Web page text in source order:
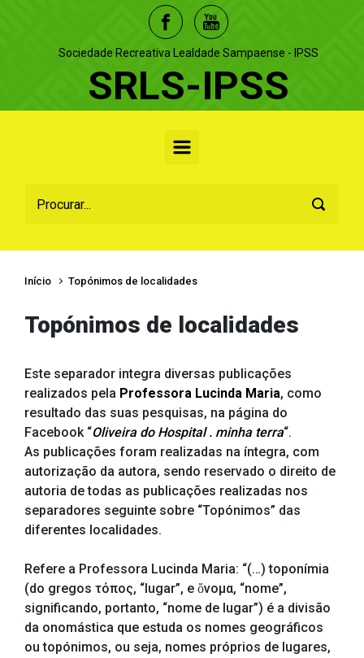
Sociedade Recreativa Lealdade Sampaense - IPSS
SRLS-IPSS
Início Topónimos de localidades
Topónimos de localidades
Este separador integra diversas publicações
realizados pela Professora Lucinda Maria, como
resultado das suas pesquisas, na página do
Facebook “Oliveira do Hospital . minha terra“.
As publicações foram realizadas na íntegra, com
autorização da autora, sendo reservado o direito de
autoria de todas as publicações realizadas nos
separadores seguinte sobre “Topónimos” das
diferentes localidades.
Refere a Professora Lucinda Maria: “(…) toponímia
(do gregos τόπος, “lugar”, e ὄνομα, “nome”,
significando, portanto, “nome de lugar”) é a divisão
da onomástica que estuda os nomes geográficos
ou topónimos, ou seja, nomes próprios de lugares,